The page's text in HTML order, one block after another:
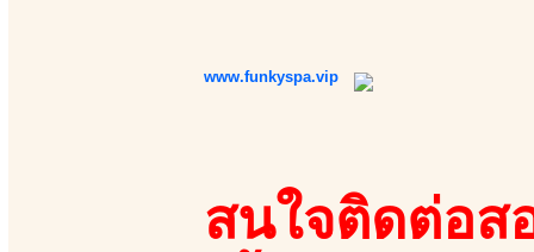
www.funkyspa.vip
สนใจติดต่อส